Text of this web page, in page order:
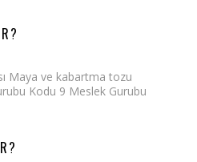
Maya ve kabartma tozu
Kodu 9 Meslek Gurubu